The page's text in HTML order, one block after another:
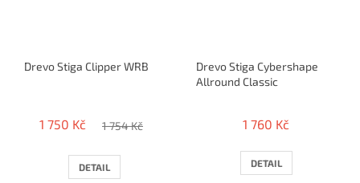
Drevo Stiga Clipper WRB
1 750 Kč 1 754 Kč
DETAIL
Drevo Stiga Cybershape
Allround Classic
1 760 Kč
DETAIL